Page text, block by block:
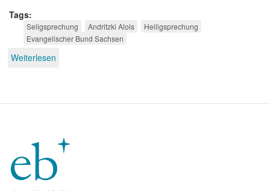
Tags
Seligsprechung Andritzki Alois
Heiligsprechung
Evangelischer Bund Sachsen
Weiterlesen
Seligen